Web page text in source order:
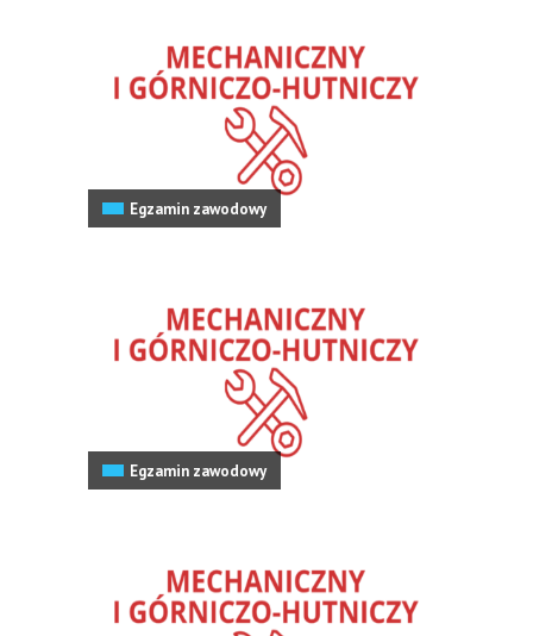
Egzamin zawodowy
Egzamin zawodowy